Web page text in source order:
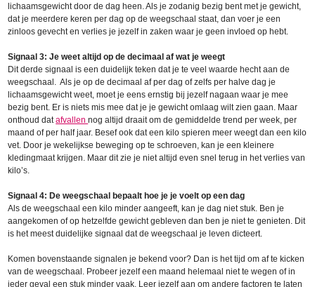
lichaamsgewicht door de dag heen. Als je zodanig bezig bent met je gewicht,
dat je meerdere keren per dag op de weegschaal staat, dan voer je een
zinloos gevecht en verlies je jezelf in zaken waar je geen invloed op hebt.
Signaal 3: Je weet altijd op de decimaal af wat je weegt
Dit derde signaal is een duidelijk teken dat je te veel waarde hecht aan de
weegschaal. Als je op de decimaal af per dag of zelfs per halve dag je
lichaamsgewicht weet, moet je eens ernstig bij jezelf nagaan waar je mee
bezig bent. Er is niets mis mee dat je je gewicht omlaag wilt zien gaan. Maar
onthoud datafvallennog altijd draait om de gemiddelde trend per week, per
maand of per half jaar. Besef ook dat een kilo spieren meer weegt dan een kilo
vet. Door je wekelijkse beweging op te schroeven, kan je een kleinere
kledingmaat krijgen. Maar dit zie je niet altijd even snel terug in het verlies van
kilo’s.
Signaal 4: De weegschaal bepaalt hoe je je voelt op een dag
Als de weegschaal een kilo minder aangeeft, kan je dag niet stuk. Ben je
aangekomen of op hetzelfde gewicht gebleven dan ben je niet te genieten. Dit
is het meest duidelijke signaal dat de weegschaal je leven dicteert.
Komen bovenstaande signalen je bekend voor? Dan is het tijd om af te kicken
van de weegschaal. Probeer jezelf een maand helemaal niet te wegen of in
ieder geval een stuk minder vaak. Leer jezelf aan om andere factoren te laten